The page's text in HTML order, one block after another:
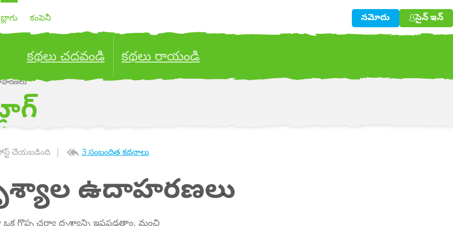
బ్లాగు కంపెనీ నమోదు సైన్ ఇన్
కథలు చదవండి కథలు రాయండి
your stories to a global audience.
చేయబడింది 3 సంబంధిత కథనాలు
ఉదాహరణలు
గొప్ప చర్యా దృశ్యాన్ని ఇష్టపడతాం. మంచి